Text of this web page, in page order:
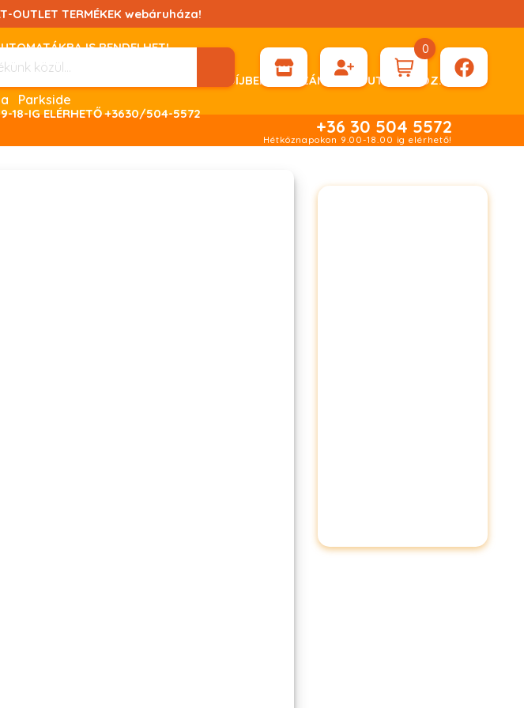
TERMÉKEK webáruháza!
IS RENDELHET!
SZÜKSÉG ESETÉN KÉRHET DÍJBEKÉRŐ SZÁMLÁT ÁTUTALÁSHOZ.
18-IG ELÉRHETŐ +3630/504-5572
Parkside
0
+36 30 504 5572
Hétköznapokon 9.00-18.00 ig elérhető!